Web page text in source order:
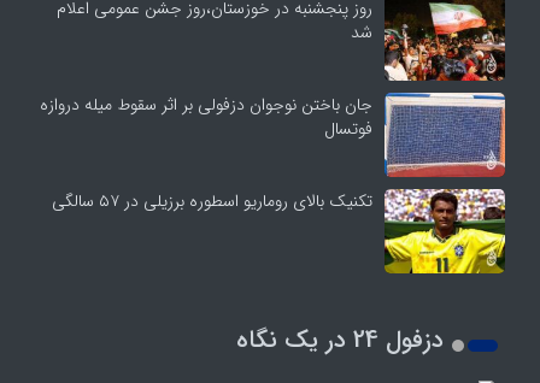
روز پنجشنبه در خوزستان،روز جشن عمومی اعلام
شد
جان باختن نوجوان دزفولی بر اثر سقوط میله دروازه
فوتسال
تکنیک بالای روماریو اسطوره برزیلی در ۵۷ سالگی
دزفول 24 در یک نگاه